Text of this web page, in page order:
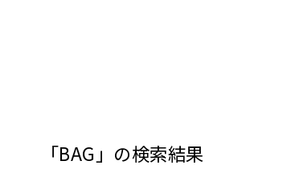
「BAG」の検索結果